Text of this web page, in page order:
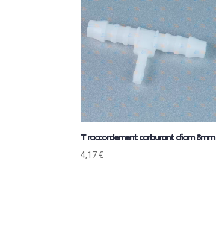
T raccordement carburant diam 8mm
4,17€